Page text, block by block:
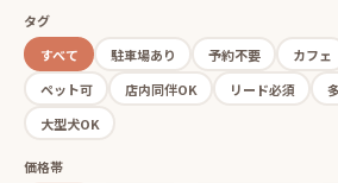
タグ
すべて
駐車場あり 予約不要 カフェ
ペット可
店内同伴OK リード必須
大型犬OK
価格帯